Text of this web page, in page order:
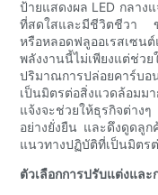
ป้ายแสดงผล LED กลาง
ที่สดใสและมีชีวิตชีวา ข
หรือหลอดฟลูออเรสเซน
พลังงานนี้ไม่เพียงแต่ช่
ปริมาณการปล่อยคาร์บอ
เป็นมิตรต่อสิ่งแวดล้อมม
แจ้งจะช่วยให้ธุรกิจต่า
อย่างยั่งยืน และดึงดูดลู
แนวทางปฏิบัติที่เป็นมิตร
ตัวเลือกการปรับแต่งแล